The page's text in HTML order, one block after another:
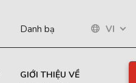
Danh bạ VI
GIỚI THIỆU VỀ